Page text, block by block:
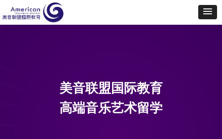
美音联盟国际教育
高端音乐艺术留学